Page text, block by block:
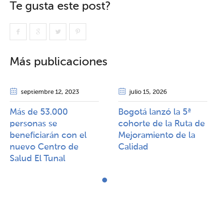
Te gusta este post?
Más publicaciones
septiembre 12, 2023
Más de 53.000
personas se
beneficiarán con el
nuevo Centro de
Salud El Tunal
julio 15, 2026
Bogotá lanzó la 5ª
cohorte de la Ruta de
Mejoramiento de la
Calidad​​